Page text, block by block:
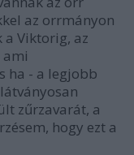
az orrmányon
Viktorig, az
ami
ha - a legjobb
zűrzavarát, a
hogy ezt a